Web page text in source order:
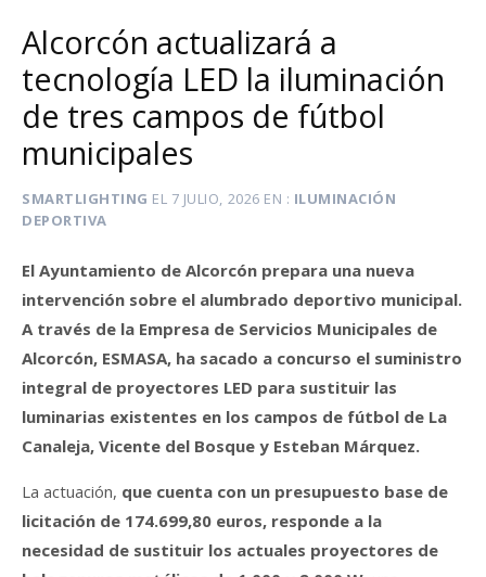
Alcorcón actualizará a
tecnología LED la iluminación
de tres campos de fútbol
municipales
SMARTLIGHTING EL 7 JULIO, 2026 EN
ILUMINACIÓN
DEPORTIVA
El Ayuntamiento de Alcorcón prepara una nueva
intervención sobre el alumbrado deportivo municipal.
A través de la Empresa de Servicios Municipales de
Alcorcón, ESMASA, ha sacado a concurso el suministro
integral de proyectores LED para sustituir las
luminarias existentes en los campos de fútbol de La
Canaleja, Vicente del Bosque y Esteban Márquez.
La actuación, que cuenta con un presupuesto base de
licitación de 174.699,80 euros, responde a la
necesidad de sustituir los actuales proyectores de